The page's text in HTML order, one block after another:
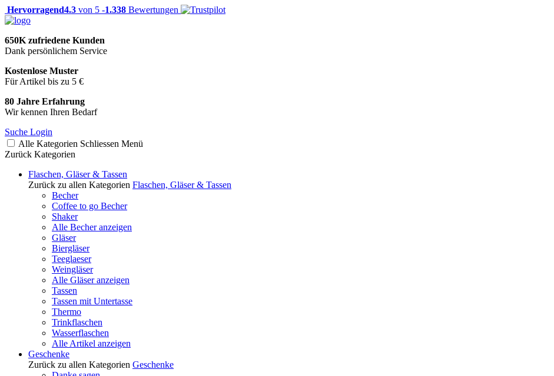
Hervorragend4.3 von 5 -1.338 Bewertungen
650K zufriedene Kunden
Dank persönlichem Service
Kostenlose Muster
Für Artikel bis zu 5 €
80 Jahre Erfahrung
Wir kennen Ihren Bedarf
Suche Login
Alle Kategorien Schliessen Menü
Zurück Kategorien
Flaschen, Gläser & Tassen
Zurück zu allen Kategorien Flaschen, Gläser & Tassen
Becher
Coffee to go Becher
Shaker
Alle Becher anzeigen
Gläser
Biergläser
Teeglaeser
Weingläser
Alle Gläser anzeigen
Tassen
Tassen mit Untertasse
Thermo
Trinkflaschen
Wasserflaschen
Alle Artikel anzeigen
Geschenke
Zurück zu allen Kategorien Geschenke